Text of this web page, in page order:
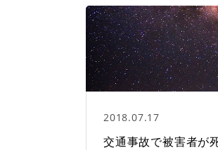
2018.07.17
交通事故で被害者が